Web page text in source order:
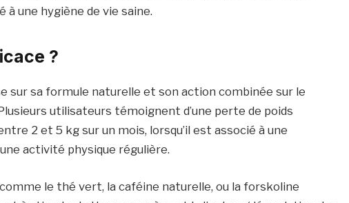
à une hygiène de vie saine.
?
sur sa formule naturelle et son action combinée sur le
utilisateurs témoignent d’une perte de poids
2 et 5 kg sur un mois, lorsqu’il est associé à une
activité physique régulière.
le thé vert, la caféine naturelle, ou la forskoline